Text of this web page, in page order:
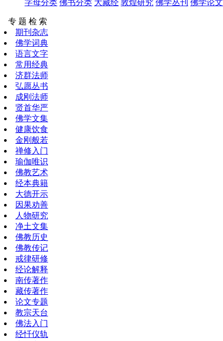
字母分类 佛书分类 大藏经 敦煌研究 佛学丛刊 佛学论文
专 题 检 索
期刊杂志
佛学词典
语言文字
常用经典
济群法师
弘愿丛书
成刚法师
贤首华严
佛学文集
健康饮食
金刚般若
禅修入门
瑜伽唯识
佛教艺术
经本典籍
大德开示
因果劝善
人物研究
净土文集
佛教历史
佛教传记
戒律研修
经论解释
南传著作
藏传著作
论文专题
教宗天台
佛法入门
经忏仪轨